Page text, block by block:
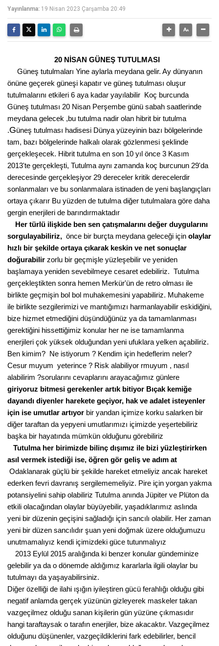
Yayınlanma: 19 Nisan 2023 Çarşamba 20:49
20 NİSAN GÜNEŞ TUTULMASI
Güneş tutulmaları Yine aylarla meydana gelir. Ay dünyanın
önüne geçerek güneşi kapatır ve güneş tutulması oluşur
tutulmalarını etkileri 6 aya kadar yayılabilir Koç burcunda
Güneş tutulması 20 Nisan Perşembe günü sabah saatlerinde
meydana gelecek ,bu tutulma nadir olan hibrit bir tutulma
.Güneş tutulması hadisesi Dünya yüzeyinin bazı bölgelerinde
tam, bazı bölgelerinde halkalı olarak gözlenmesi şeklinde
gerçekleşecek. Hibrit tutulma en son 10 yıl önce 3 Kasım
2013'te gerçekleşti, Tutulma aynı zamanda koç burcunun 29'da
derecesinde gerçekleşiyor 29 dereceler kritik derecelerdir
sonlanmaları ve bu sonlanmalara istinaden de yeni başlangıçları
ortaya çıkarır Bu yüzden de tutulma diğer tutulmalara göre daha
gergin enerjileri de barındırmaktadır
Her türlü ilişkide ben sen çatışmalarını değer duygularını
sorgulayabiliriz, önce bir burçta meydana geleceği için olaylar
hızlı bir şekilde ortaya çıkarak keskin ve net sonuçlar
doğurabilir zorlu bir geçmişle yüzleşebilir ve yeniden
başlamaya yeniden sevebilmeye cesaret edebiliriz. Tutulma
gerçekleştikten sonra hemen Merkür'ün de retro olması ile
birlikte geçmişin bol bol muhakemesini yapabiliriz. Muhakeme
ile birlikte sezgilerimizi ve mantığımızı harmanlayabilir eskidiğini,
bize hizmet etmediğini düşündüğünüz ya da tamamlanması
gerektiğini hissettiğimiz konular her ne ise tamamlanma
enerjileri çok yüksek olduğundan yeni ufuklara yelken açabiliriz.
Ben kimim? Ne istiyorum ? Kendim için hedeflerim neler?
Cesur muyum yeterince ? Risk alabiliyor rmuyum , nasıl
alabilirim ?sorularını cevaplarını arayacağımız günlere
giriyoruz bitmesi gerekenler artık bitiyor Bıçak kemiğe
dayandı diyenler harekete geçiyor, hak ve adalet isteyenler
için ise umutlar artıyor bir yandan içimize korku salarken bir
diğer taraftan da yepyeni umutlarımızı içimizde yeşertebiliriz
başka bir hayatında mümkün olduğunu görebiliriz
Tutulma her birimizde bilinç dışımız ile bizi yüzleştirirken
asıl vermek istediği ise, öğren gör geliş ve adım at
Odaklanarak güçlü bir şekilde hareket etmeliyiz ancak hareket
ederken fevri davranış sergilememeliyiz. Pire için yorgan yakma
potansiyelini sahip olabiliriz Tutulma anında Jüpiter ve Plüton da
etkili olacağından olaylar büyüyebilir, yaşadıklarımız aslında
yeni bir düzenin geçişini sağladığı için sancılı olabilir. Her zaman
yeni bir düzen sancılıdır şuan yeni doğmak üzere olduğumuzu
unutmamalıyız kendi içimizdeki güce tutunmalıyız
2013 Eylül 2015 aralığında ki benzer konular gündeminize
gelebilir ya da o dönemde aldığımız kararlarla ilgili olaylar bu
tutulmayı da yaşayabilirsiniz.
Diğer özelliği de ilahi ışığın iyileştiren gücü ferahlığı olduğu gibi
negatif anlamda gerçek yüzünün gizleyerek maskeler takan
vazgeçilmez olduğu sanan kişilerin gün yüzüne çıkmasıdır
hangi taraftaysak o tarafın enerjiler, bize akacaktır. Vazgeçilmez
olduğunu düşünenler, vazgeçildiklerini fark edebilirler, bencil